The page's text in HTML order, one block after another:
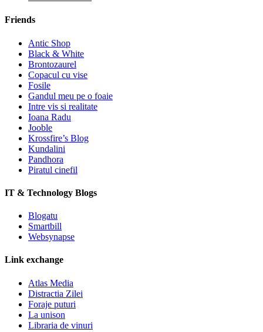
Friends
Antic Shop
Black & White
Brontozaurel
Copacul cu vise
Fosile
Gandul meu pe o foaie
Intre vis si realitate
Ioana Radu
Jooble
Krossfire’s Blog
Kundalini
Pandhora
Piratul cinefil
IT & Technology Blogs
Blogatu
Smartbill
Websynapse
Link exchange
Atlas Media
Distractia Zilei
Foraje puturi
La unison
Libraria de vinuri